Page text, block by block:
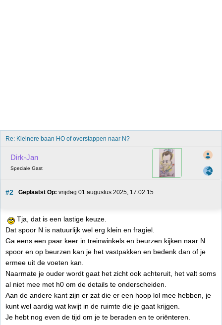
Re: Kleinere baan HO of overstappen naar N?
Dirk-Jan
Speciale Gast
#2 Geplaatst Op: vrijdag 01 augustus 2025, 17:02:15
Tja, dat is een lastige keuze.
Dat spoor N is natuurlijk wel erg klein en fragiel.
Ga eens een paar keer in treinwinkels en beurzen kijken naar N
spoor en op beurzen kan je het vastpakken en bedenk dan of je
ermee uit de voeten kan.
Naarmate je ouder wordt gaat het zicht ook achteruit, het valt soms
al niet mee met h0 om de details te onderscheiden.
Aan de andere kant zijn er zat die er een hoop lol mee hebben, je
kunt wel aardig wat kwijt in de ruimte die je gaat krijgen.
Je hebt nog even de tijd om je te beraden en te oriënteren.